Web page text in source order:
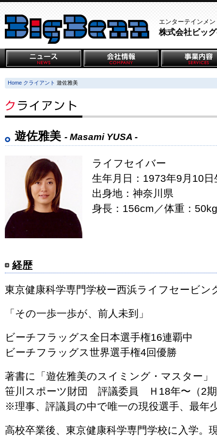
エンターテインメ
株式会社ビッ
Home クライアント 遊佐雅美
遊佐雅美 - Masami YUSA -
ライフセイバー
生年月日：1973年9月10日
出身地：神奈川県
身長：156cm／体重：50kg
経歴
東京健康科学専門学校ー西浜ライフセービン
「その一歩一歩が、前人未到」
ビーチフラッグス全日本選手権16連覇中
ビーチフラッグス世界選手権4回優勝
著書に「遊佐雅美のスイミング・マスター」
笹川スポーツ財団 評議委員 Ｈ18年〜（2
※理事、評議員の中で唯一の現役選手、最年
高校卒業後、東京健康科学専門学校に入学。